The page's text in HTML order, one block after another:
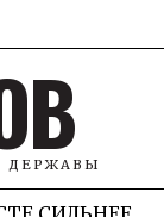
ДЕРЖАВЫ